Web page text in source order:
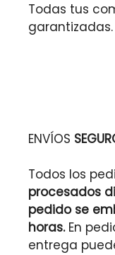
Todas tus
garantizadas.
ENVÍOS
Todos los
procesados
pedido se
horas.En
entrega